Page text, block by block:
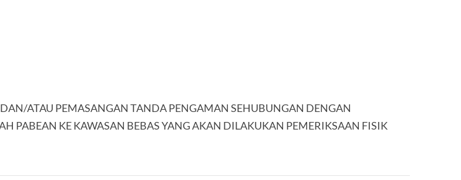
ATAU PEMASANGAN TANDA PENGAMAN SEHUBUNGAN DENGAN
PABEAN KE KAWASAN BEBAS YANG AKAN DILAKUKAN PEMERIKSAAN FISIK